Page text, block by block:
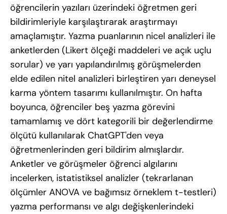
öğrencilerin yazıları üzerindeki öğretmen geri
bildirimleriyle karşılaştırarak araştırmayı
amaçlamıştır. Yazma puanlarının nicel analizleri ile
anketlerden (Likert ölçeği maddeleri ve açık uçlu
sorular) ve yarı yapılandırılmış görüşmelerden
elde edilen nitel analizleri birleştiren yarı deneysel
karma yöntem tasarımı kullanılmıştır. On hafta
boyunca, öğrenciler beş yazma görevini
tamamlamış ve dört kategorili bir değerlendirme
ölçütü kullanılarak ChatGPT'den veya
öğretmenlerinden geri bildirim almışlardır.
Anketler ve görüşmeler öğrenci algılarını
incelerken, istatistiksel analizler (tekrarlanan
ölçümler ANOVA ve bağımsız örneklem t-testleri)
yazma performansı ve algı değişkenlerindeki